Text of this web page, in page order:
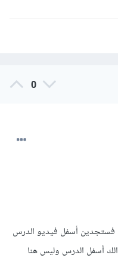
0
فستجدين أسفل فيديو الدرس
أسفل الدرس وليس هنا